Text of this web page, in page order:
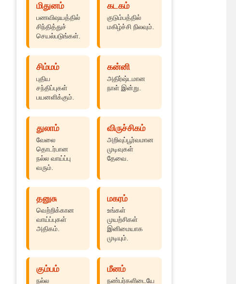
மிதுனம்
பணவிஷயத்தில்
சிந்தித்துச்
செயல்படுங்கள்.
கடகம்
குடும்பத்தில்
மகிழ்ச்சி நிலவும்.
சிம்மம்
புதிய
சந்திப்புகள்
பயனளிக்கும்.
கன்னி
அதிர்ஷ்டமான
நாள் இன்று.
துலாம்
வேலை
தொடர்பான
நல்ல வாய்ப்பு
வரும்.
விருச்சிகம்
அறிவுப்பூர்வமான
முடிவுகள்
தேவை.
தனுசு
வெற்றிக்கான
வாய்ப்புகள்
அதிகம்.
மகரம்
உங்கள்
முயற்சிகள்
இனிமையாக
முடியும்.
கும்பம்
நல்ல
மீனம்
நண்பர்களிடையே